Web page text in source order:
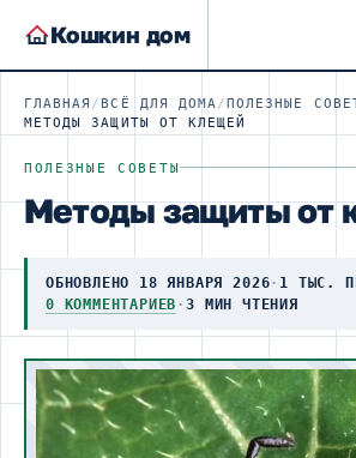
Кошкин дом
ГЛАВНАЯ / ВСЁ ДЛЯ ДОМА /ПОЛЕЗНЫЕ
МЕТОДЫ ЗАЩИТЫ ОТ КЛЕЩЕЙ
ПОЛЕЗНЫЕ СОВЕТЫ
Методы защиты от
ОБНОВЛЕНО 18 ЯНВАРЯ 2026· 1 ТЫС.
0 КОММЕНТАРИЕВ ·3 МИН ЧТЕНИЯ